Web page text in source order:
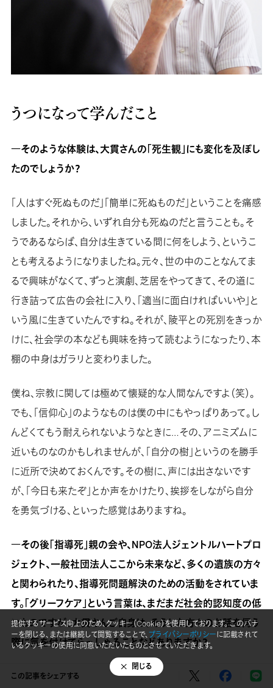
うつになって学んだこと
―そのような体験は、大貫さんの「死生観」にも変化を及ぼし
たのでしょうか？
「人はすぐ死ぬものだ」「簡単に死ぬものだ」ということを痛感
しました。それから、いずれ自分も死ぬのだと言うことも。そ
うであるならば、自分は生きている間に何をしよう、というこ
とも考えるようになりましたね。元々、世の中のことなんてま
るで興味がなくて、ずっと演劇、芝居をやってきて、その道に
行き詰って広告の会社に入り、「適当に面白ければいいや」と
いう風に生きていたんですね。それが、陵平との死別をきっか
けに、社会学の本なども興味を持って読むようになったり、本
棚の中身はガラリと変わりました。
僕ね、宗教に関しては極めて懐疑的な人間なんですよ（笑）。
でも、「信仰心」のようなものは僕の中にもやっぱりあって。し
んどくてもう耐えられないようなときに…その、アニミズムに
近いものなのかもしれませんが、「自分の樹」というのを勝手
に近所で決めておくんです。その樹に、声には出さないです
が、「今日も来たぞ」とか声をかけたり、挨拶をしながら自分
を勇気づける、といった感覚はありますね。
―その後「指導死」親の会や、NPO法人ジェントルハートプロ
ジェクト、一般社団法人ここから未来など、多くの遺族の方々
と関わられたり、指導死問題解決のための活動をされていま
す。「グリーフケア」という言葉は、まだまだ社会的認知度の低
いものですが、大貫さんご自身は、そうした方々のお話を伺う
際に気を付けてらっしゃることなどありますか？
元々僕はそんなに人と接するのも好きではないし…好きじゃ
この記事をシェアする
提供するサービス向上のため、クッキー（Cookie）を使用しております。 このバナ
ーを閉じる、または継続して閲覧することで、プライバシーポリシーに記載されて
いるクッキーの使用に同意いただいたものとさせていただきます。
閉じる